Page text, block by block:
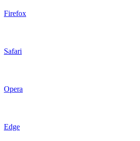
Firefox
Safari
Opera
Edge